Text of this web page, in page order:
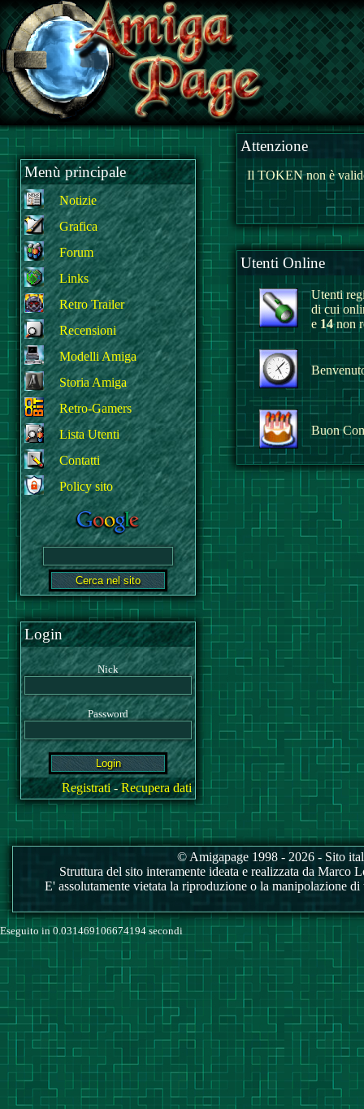
Menù principale
Notizie
Grafica
Forum
Links
Retro Trailer
Recensioni
Modelli Amiga
Storia Amiga
Retro-Gamers
Lista Utenti
Contatti
Policy sito
Login
Nick
Password
Registrati-Recupera dati
Attenzione
Il TOKEN non è
Utenti Online
Utenti
di cui
e 14non
Buon
© Amigapage 1998 - 2026 - Sito
Struttura del sito interamente ideata e realizzata da
E' assolutamente vietata la riproduzione o la manipolazione
Eseguito in 0.031469106674194 secondi